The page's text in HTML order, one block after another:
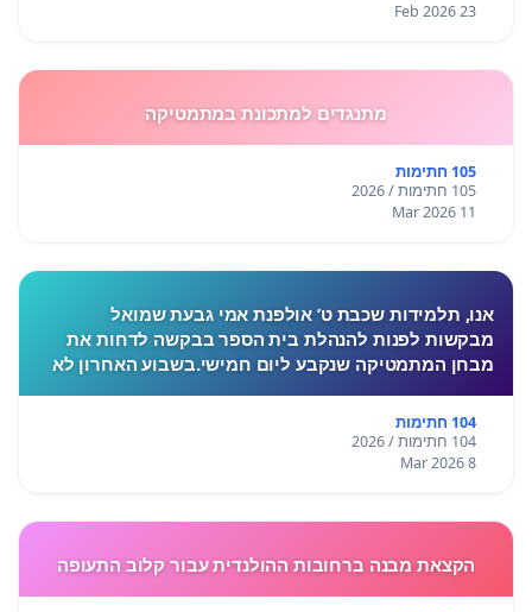
23 Feb 2026
מתנגדים למתכונת במתמטיקה
105 חתימות
105 חתימות / 2026
11 Mar 2026
אנו, תלמידות שכבת ט’ אולפנת אמי גבעת שמואל
מבקשות לפנות להנהלת בית הספר בבקשה לדחות את
מבחן המתמטיקה שנקבע ליום חמישי.בשבוע האחרון לא
חוות לחץ, מתח ו
104 חתימות
104 חתימות / 2026
8 Mar 2026
הקצאת מבנה ברחובות ההולנדית עבור קלוב התעופה